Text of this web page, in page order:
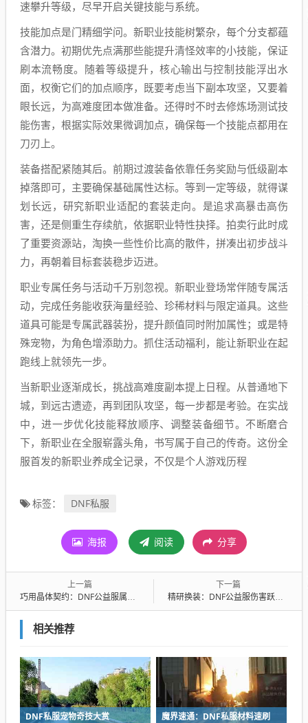
速攀升等级，尽早开启关键技能与系统。
技能加点是门精细学问。新职业技能树繁杂，每个分支都蕴
含潜力。初期优先点满那些能提升清怪效率的小技能，保证
刷本流畅度。随着等级提升，核心输出与控制技能浮出水
面，权衡它们的加点顺序，既要考虑当下副本攻坚，又要着
眼长远，为高难度团本做准备。还得时不时去修炼场测试技
能伤害，根据实际效果微调加点，确保每一个技能点都用在
刀刃上。
装备搭配紧随其后。前期过渡装备依靠任务奖励与低级副本
掉落即可，主要确保基础属性达标。等到一定等级，就得谋
划长远，研究新职业适配的套装走向。是追求高暴击高伤
害，还是侧重生存续航，依据职业特性抉择。拍卖行此时成
了重要资源站，淘换一些性价比高的散件，拼凑出初步战斗
力，再朝着目标套装稳步迈进。
职业专属任务与活动千万别忽视。新职业登场常伴随专属活
动，完成任务能收获海量经验、珍稀材料与限定道具。这些
道具可能是专属武器装扮，提升颜值同时附加属性；或是特
殊宠物，为角色增添助力。抓住活动福利，能让新职业在起
跑线上就领先一步。
当新职业逐渐成长，挑战高难度副本提上日程。从普通地下
城，到远古遗迹，再到团队攻坚，每一步都是考验。在实战
中，进一步优化技能释放顺序、调整装备细节。不断磨合
下，新职业在全服崭露头角，书写属于自己的传奇。这份全
服首发的新职业养成全记录，不仅是个人游戏历程
标签： DNF私服
海报 阅读 分享
上一篇
巧用晶体契约：DNF公益服属性切换秘籍
下一篇
精研换装：DNF公益服伤害跃升秘籍
相关推荐
DNF私服宠物奇技大赏 魔界速通：DNF私服材料速刷